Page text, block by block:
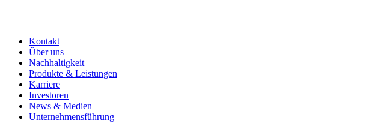
Kontakt
Über uns
Nachhaltigkeit
Produkte & Leistungen
Karriere
Investoren
News & Medien
Unternehmensführung